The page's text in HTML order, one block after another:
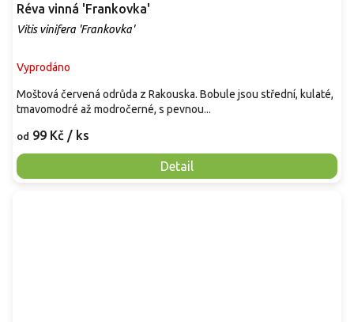
Réva vinná 'Frankovka'
Vitis vinifera 'Frankovka'
Vyprodáno
od 99 Kč / ks
Detail
Moštová červená odrůda z Rakouska. Bobule jsou střední, kulaté,
tmavomodré až modročerné, s pevnou...